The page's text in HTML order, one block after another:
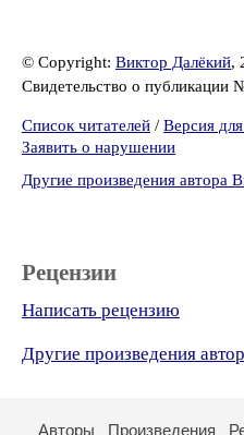
© Copyright: Виктор Далёкий,
Свидетельство о публикации
Список читателей / Версия
Заявить о нарушении
Другие произведения автора
Рецензии
Написать рецензию
Другие произведения
Авторы Произведения